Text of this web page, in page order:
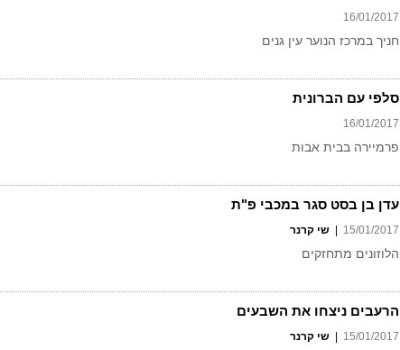
16/01/2017
חניך במרכז הנוער עין גנים
סלפי עם הברונית
16/01/2017
פרמיירה בבית אבות
עדן בן בסט סגר במכבי פ"ת
15/01/2017 שי קרנר
הלוזונים מתחזקים
הרעבים ניצחו את השבעים
15/01/2017 שי קרנר